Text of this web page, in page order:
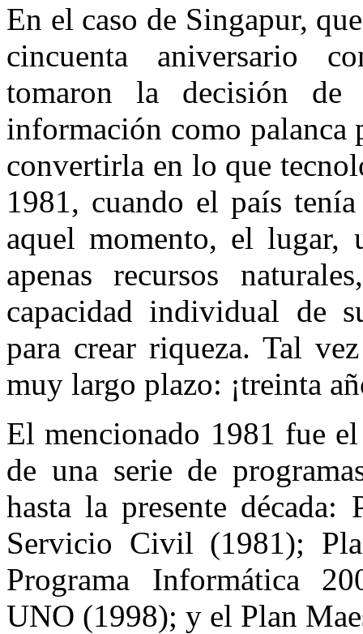
En el caso de Singapur,
cincuenta aniversario
tomaron la decisión de
información como palanca
convertirla en lo que
1981, cuando el país
aquel momento, el lugar,
apenas recursos
capacidad individual de
para crear riqueza. Tal
muy largo plazo: ¡treinta
El mencionado 1981 fue
de una serie de
hasta la presente
Servicio Civil (1981);
Programa Informática
UNO (1998); y el Plan